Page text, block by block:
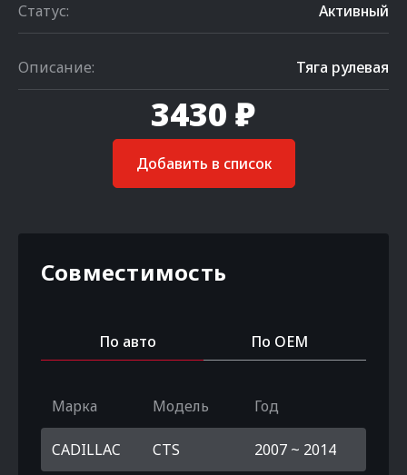
Статус: Активный
Описание: Тяга рулевая
3430 ₽
Добавить в список
Совместимость
По авто По OEM
Марка Модель Год
CADILLAC CTS 2007 ~ 2014